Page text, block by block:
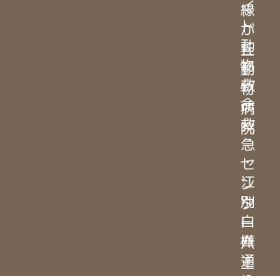
緑
が
丘
動
物
病
院
・
江
別
白
樺
通
イ
ト
動
物
救
命
救
急
セ
ン
タ
ー
八
王